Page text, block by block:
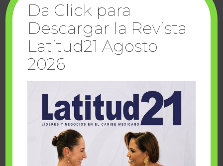
Cuando la solidaridad inspira; cumplen
sueños Fairmont Mayakoba y Make-A-Wish
Da Click para
Descargar la Revista
Latitud21 Agosto
2026